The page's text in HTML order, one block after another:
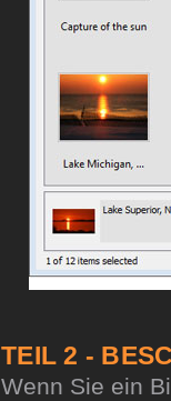
TEIL 2 -
Wenn Sie ein